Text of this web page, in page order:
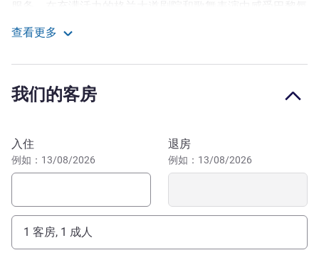
货公司疯狂购物。
无论您是商务旅行还是家庭度假，我们的酒店都将满足您的
所有期望，并提升您的住宿体验。 我们的酒店靠近北站和
东站，附近有 4 条地铁线，方便您乘坐公共交通工具出
酒店距离北站和东站 0.8 公里，附近有 4 条地铁线，可快速
直达市内的景点：加尼叶歌剧院、埃菲尔铁塔、香榭丽舍大
我们已获得 2026 年的绿钥匙认证！我们致力于推广生态
保护措施，每天都为保护地球尽一份力。每一项行动都能带
来改变。让我们携手共进，共筑绿色未来！
查看更多
我们的客房
预订此酒店
入住
例如：13/08/2026
退房
例如：13/08/2026
1 客房, 1 成人